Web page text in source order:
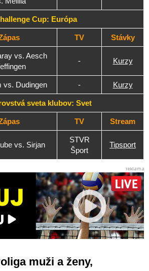
Cup: Európa
TV Stávky
vs. Aesch
- Kurzy
vs. Dudingen - Kurzy
sveta klubov: Svet
TV Stream
vs. Sirjan
STVR
Šport
Tipsport
muži a ženy,